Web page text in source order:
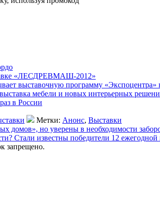
«ЛЕСДРЕВМАШ-2012»
выставочную программу «Экспоцентра»
мебели и новых интерьерных
в России
Метки: Анонс, Выставки
домов», но уверены в необходимости
Стали известны победители 12
запрещено.